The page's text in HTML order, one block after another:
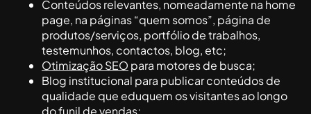
Conteúdos relevantes, nomeadamente na home
page, na páginas “quem somos”, página de
produtos/serviços, portfólio de trabalhos,
testemunhos, contactos, blog, etc;
Otimização SEO para motores de busca;
Blog institucional para publicar conteúdos de
qualidade que eduquem os visitantes ao longo
do funil de vendas;